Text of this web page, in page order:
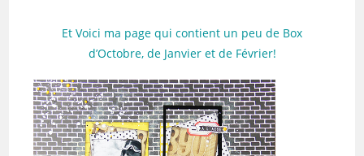
Et Voici ma page qui contient un peu de Box
d’Octobre, de Janvier et de Février!